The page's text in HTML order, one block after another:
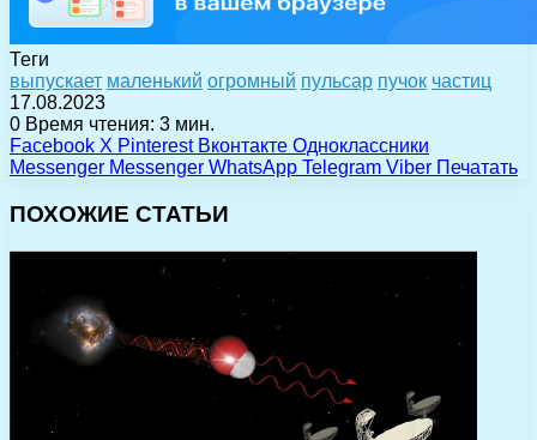
Теги
выпускает маленький огромный пульсар пучок частиц
17.08.2023
0 Время чтения: 3 мин.
Facebook X Pinterest Вконтакте Одноклассники
Messenger Messenger WhatsApp Telegram Viber Печатать
ПОХОЖИЕ СТАТЬИ